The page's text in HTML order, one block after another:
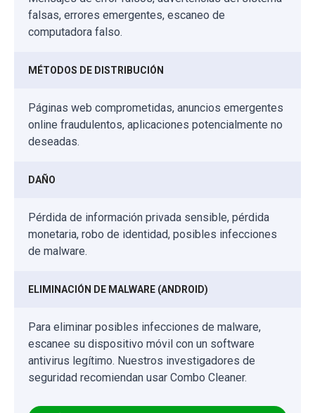
falsas, errores emergentes, escaneo de
computadora falso.
MÉTODOS DE DISTRIBUCIÓN
Páginas web comprometidas, anuncios emergentes
online fraudulentos, aplicaciones potencialmente no
deseadas.
DAÑO
Pérdida de información privada sensible, pérdida
monetaria, robo de identidad, posibles infecciones
de malware.
ELIMINACIÓN DE MALWARE (ANDROID)
Para eliminar posibles infecciones de malware,
escanee su dispositivo móvil con un software
antivirus legítimo. Nuestros investigadores de
seguridad recomiendan usar Combo Cleaner.